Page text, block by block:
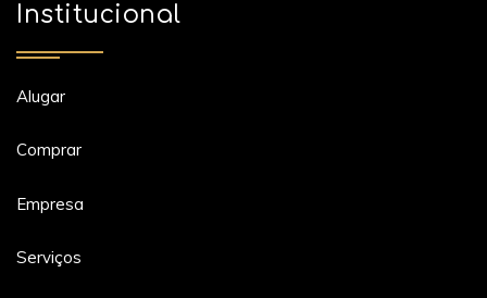
Institucional
Alugar
Comprar
Empresa
Serviços